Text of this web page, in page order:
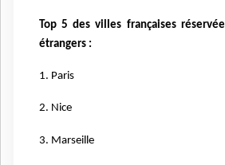
Top 5 des villes françaises
étrangers :
1. Paris
2. Nice
3. Marseille